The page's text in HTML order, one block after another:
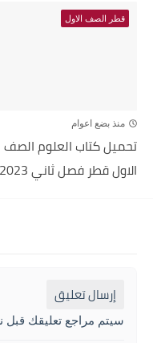
قطر الصف الاول
منذ بضع اعوام
تحميل كتاب العلوم الصف
الاول قطر فصل ثاني 2023
إرسال تعليق
سيتم مراجع تعليقك